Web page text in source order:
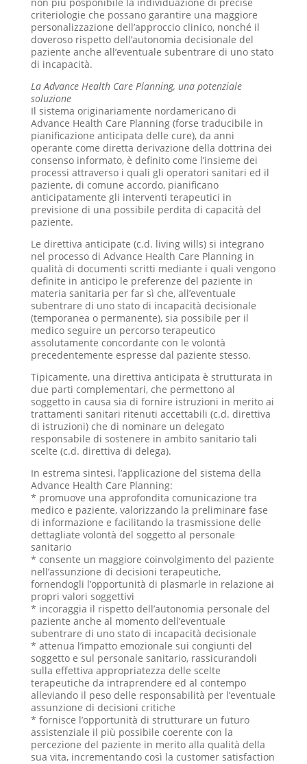
criteriologie che possano garantire una maggiore
personalizzazione dell’approccio clinico, nonché il
doveroso rispetto dell’autonomia decisionale del
paziente anche all’eventuale subentrare di uno stato
di incapacità.
La Advance Health Care Planning, una potenziale
soluzione
Il sistema originariamente nordamericano di
Advance Health Care Planning (forse traducibile in
pianificazione anticipata delle cure), da anni
operante come diretta derivazione della dottrina dei
consenso informato, è definito come l’insieme dei
processi attraverso i quali gli operatori sanitari ed il
paziente, di comune accordo, pianificano
anticipatamente gli interventi terapeutici in
previsione di una possibile perdita di capacità del
paziente.
Le direttiva anticipate (c.d. living wills) si integrano
nel processo di Advance Health Care Planning in
qualità di documenti scritti mediante i quali vengono
definite in anticipo le preferenze del paziente in
materia sanitaria per far sì che, all’eventuale
subentrare di uno stato di incapacità decisionale
(temporanea o permanente), sia possibile per il
medico seguire un percorso terapeutico
assolutamente concordante con le volontà
precedentemente espresse dal paziente stesso.
Tipicamente, una direttiva anticipata è strutturata in
due parti complementari, che permettono al
soggetto in causa sia di fornire istruzioni in merito ai
trattamenti sanitari ritenuti accettabili (c.d. direttiva
di istruzioni) che di nominare un delegato
responsabile di sostenere in ambito sanitario tali
scelte (c.d. direttiva di delega).
In estrema sintesi, l’applicazione del sistema della
Advance Health Care Planning:
* promuove una approfondita comunicazione tra
medico e paziente, valorizzando la preliminare fase
di informazione e facilitando la trasmissione delle
dettagliate volontà del soggetto al personale
sanitario
* consente un maggiore coinvolgimento del paziente
nell’assunzione di decisioni terapeutiche,
fornendogli l’opportunità di plasmarle in relazione ai
propri valori soggettivi
* incoraggia il rispetto dell’autonomia personale del
paziente anche al momento dell’eventuale
subentrare di uno stato di incapacità decisionale
* attenua l’impatto emozionale sui congiunti del
soggetto e sul personale sanitario, rassicurandoli
sulla effettiva appropriatezza delle scelte
terapeutiche da intraprendere ed al contempo
alleviando il peso delle responsabilità per l’eventuale
assunzione di decisioni critiche
* fornisce l’opportunità di strutturare un futuro
assistenziale il più possibile coerente con la
percezione del paziente in merito alla qualità della
sua vita, incrementando così la customer satisfaction